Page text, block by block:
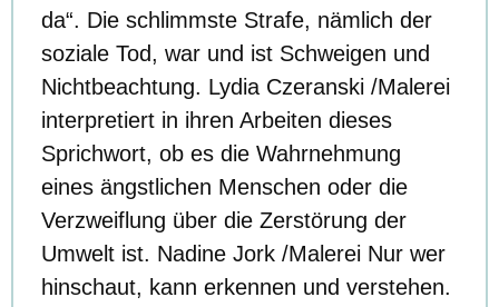
da“. Die schlimmste Strafe, nämlich der
soziale Tod, war und ist Schweigen und
Nichtbeachtung. Lydia Czeranski /Malerei
interpretiert in ihren Arbeiten dieses
Sprichwort, ob es die Wahrnehmung
eines ängstlichen Menschen oder die
Verzweiflung über die Zerstörung der
Umwelt ist. Nadine Jork /Malerei Nur wer
hinschaut, kann erkennen und verstehen.